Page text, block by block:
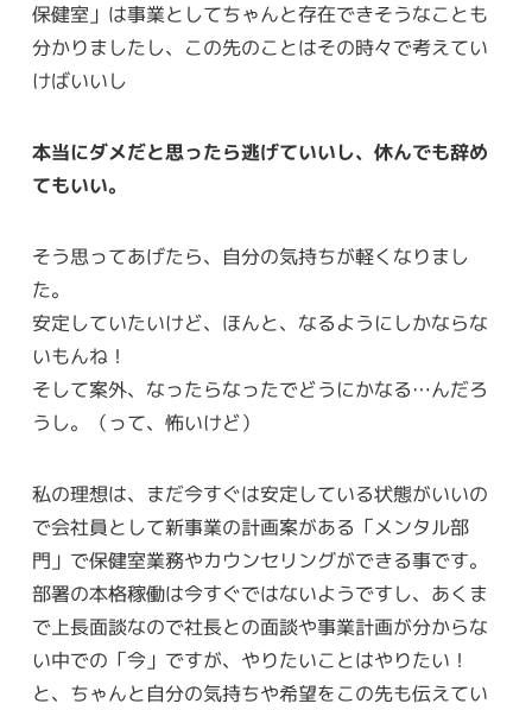
保健室」は事業としてちゃんと存在できそうなことも
分かりましたし、この先のことはその時々で考えてい
けばいいし
本当にダメだと思ったら逃げていいし、休んでも辞め
てもいい。
そう思ってあげたら、自分の気持ちが軽くなりまし
た。
安定していたいけど、ほんと、なるようにしかならな
いもんね！
そして案外、なったらなったでどうにかなる…んだろ
うし。（って、怖いけど）
私の理想は、まだ今すぐは安定している状態がいいの
で会社員として新事業の計画案がある「メンタル部
門」で保健室業務やカウンセリングができる事です。
部署の本格稼働は今すぐではないようですし、あくま
で上長面談なので社長との面談や事業計画が分からな
い中での「今」ですが、やりたいことはやりたい！
と、ちゃんと自分の気持ちや希望をこの先も伝えてい